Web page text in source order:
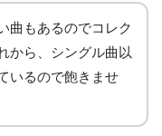
曲もあるのでコレク
から、シングル曲以
いるので飽きませ